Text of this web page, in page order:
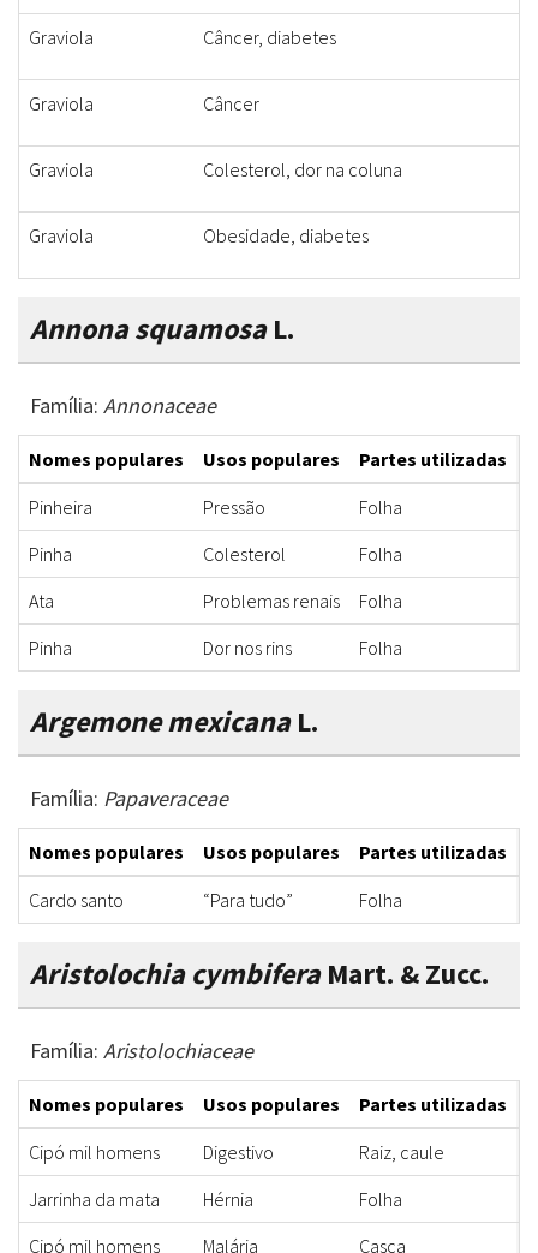
Graviola Câncer, diabetes
Graviola Câncer
Graviola Colesterol, dor na coluna
Graviola Obesidade, diabetes
Annona squamosaL.
Família: Annonaceae
Nomes populares Usos populares Partes utilizadas
Pinheira
Pressão Folha
Pinha
Colesterol Folha
Ata
Problemas renais Folha
Pinha
Dor nos rins Folha
Argemone mexicanaL.
Família: Papaveraceae
Nomes populares Usos populares Partes utilizadas
Cardo santo
“Para tudo” Folha
Aristolochia cymbiferaMart. & Zucc.
Família: Aristolochiaceae
Nomes populares Usos populares Partes utilizadas
Cipó mil homens
Digestivo Raiz, caule
Jarrinha da mata
Hérnia Folha
Cipó mil homens
Malária Casca